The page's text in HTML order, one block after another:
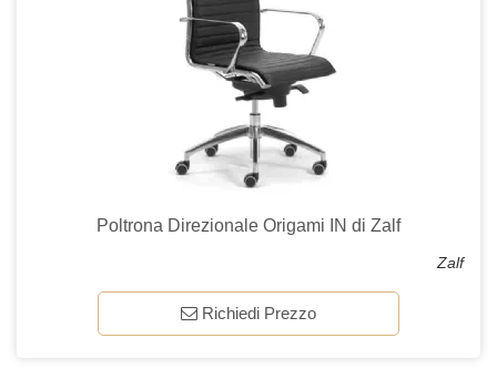
Poltrona Direzionale Origami IN di Zalf
Zalf
Richiedi Prezzo